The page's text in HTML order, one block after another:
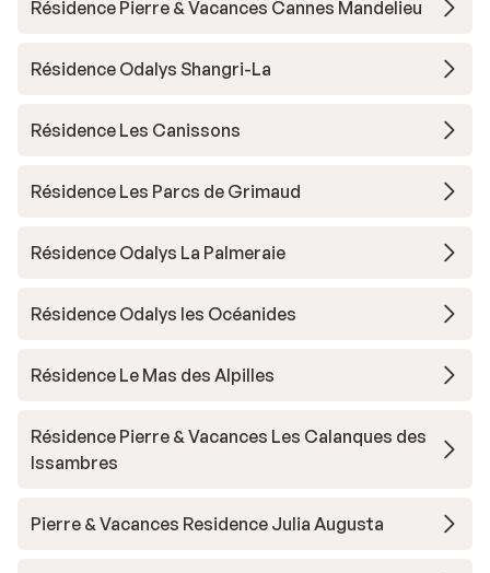
Résidence Pierre & Vacances Cannes Mandelieu
Résidence Odalys Shangri-La
Résidence Les Canissons
Résidence Les Parcs de Grimaud
Résidence Odalys La Palmeraie
Résidence Odalys les Océanides
Résidence Le Mas des Alpilles
Résidence Pierre & Vacances Les Calanques des
Issambres
Pierre & Vacances Residence Julia Augusta